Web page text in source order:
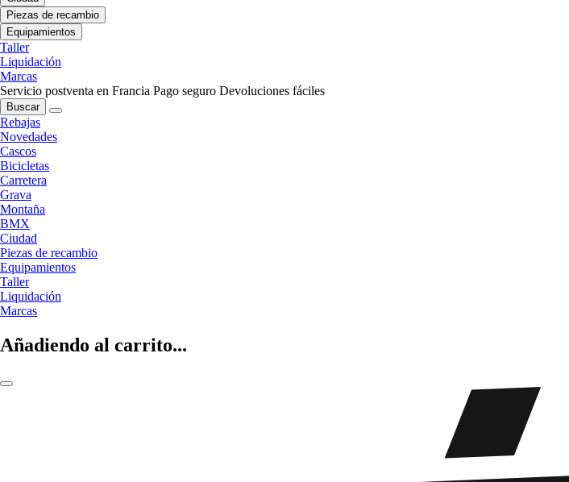
Piezas de recambio
Equipamientos
Taller
Liquidación
Marcas
Servicio postventa en Francia Pago seguro Devoluciones fáciles
Buscar
Rebajas
Novedades
Cascos
Bicicletas
Carretera
Grava
Montaña
BMX
Ciudad
Piezas de recambio
Equipamientos
Taller
Liquidación
Marcas
Añadiendo al carrito...